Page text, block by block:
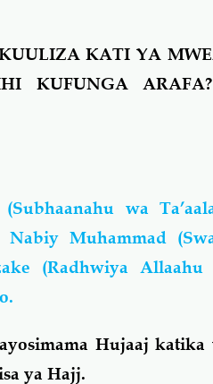
KATI YA
KUFUNGA
wa
Muhammad
(Radhwiya Allaahu
Hujaaj katika
ya Hajj.